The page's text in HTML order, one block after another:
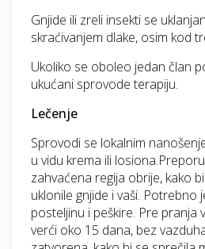
Gnjide ili zreli insekti se
skraćivanjem dlake, osim kod
Ukoliko se oboleo jedan član
ukućani sprovode terapiju.
Lečenje
Sprovodi se lokalnim
u vidu krema ili
zahvaćena regija obrije, kako
uklonile gnjide i vaši. Potrebno
posteljinu i peškire. Pre pranja
verći oko 15 dana, bez